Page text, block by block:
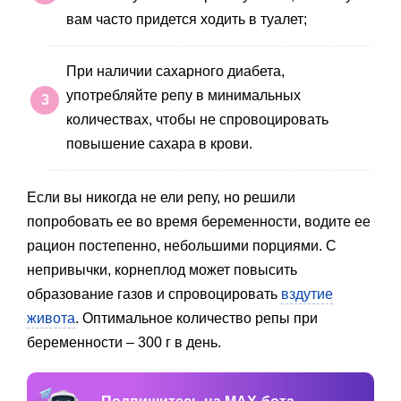
вам часто придется ходить в туалет;
При наличии сахарного диабета,
употребляйте репу в минимальных
количествах, чтобы не спровоцировать
повышение сахара в крови.
Если вы никогда не ели репу, но решили
попробовать ее во время беременности, водите ее
рацион постепенно, небольшими порциями. С
непривычки, корнеплод может повысить
образование газов и спровоцировать вздутие
живота. Оптимальное количество репы при
беременности – 300 г в день.